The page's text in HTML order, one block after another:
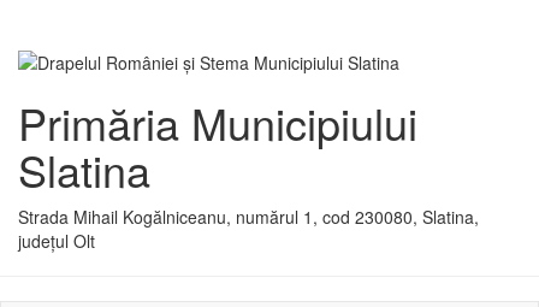
Primăria Municipiului
Slatina
Strada Mihail Kogălniceanu, numărul 1, cod 230080, Slatina,
județul Olt